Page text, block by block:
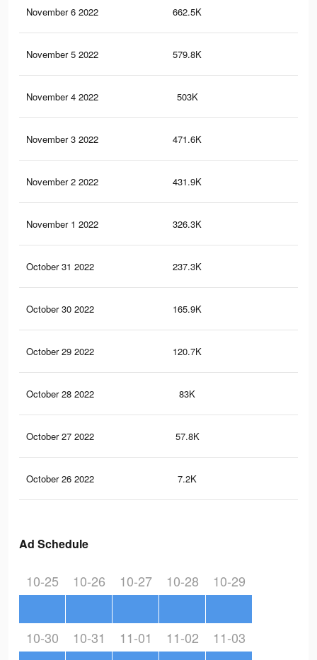
November 6 2022 662.5K
November 5 2022 579.8K
November 4 2022 503K
November 3 2022 471.6K
November 2 2022 431.9K
November 1 2022 326.3K
October 31 2022 237.3K
October 30 2022 165.9K
October 29 2022 120.7K
October 28 2022 83K
October 27 2022 57.8K
October 26 2022 7.2K
Ad Schedule
10-25 10-26 10-27 10-28 10-29
10-30 10-31 11-01 11-02 11-03